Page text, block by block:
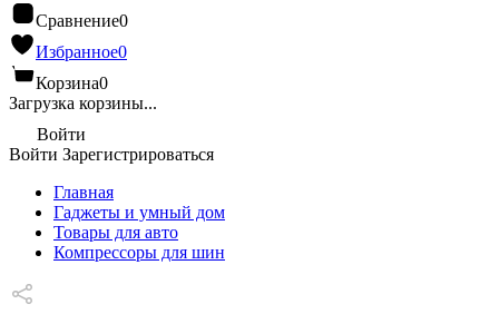
Сравнение0
Избранное0
Корзина0
Загрузка корзины...
Войти
Войти Зарегистрироваться
Главная
Гаджеты и умный дом
Товары для авто
Компрессоры для шин